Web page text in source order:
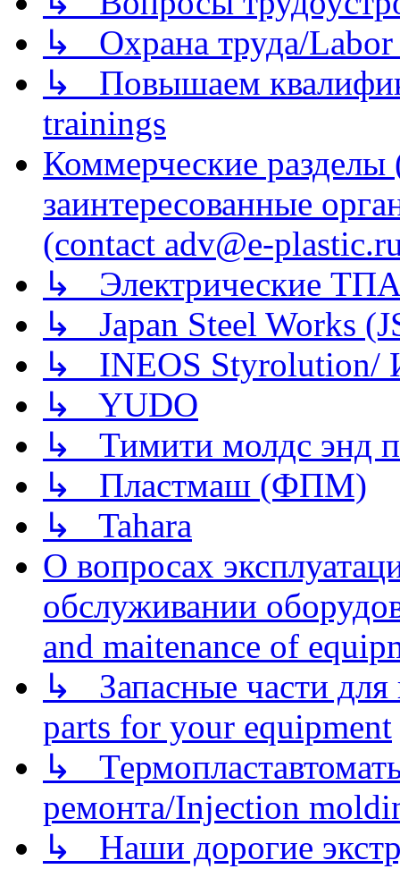
↳ Охрана труда/Labor
↳ Повышаем
trainings
Коммерческие
заинтересованные
(contact adv@e-
↳ Электрические
↳ Japan Steel Works
↳ INEOS
↳ YUDO
↳ Тимити молдс энд
↳ Пластмаш (ФПМ)
↳ Tahara
О вопросах
обслуживании
and maitenance of
↳ Запасные части для
parts for your equipment
↳
ремонта/Injection
↳ Наши дорогие